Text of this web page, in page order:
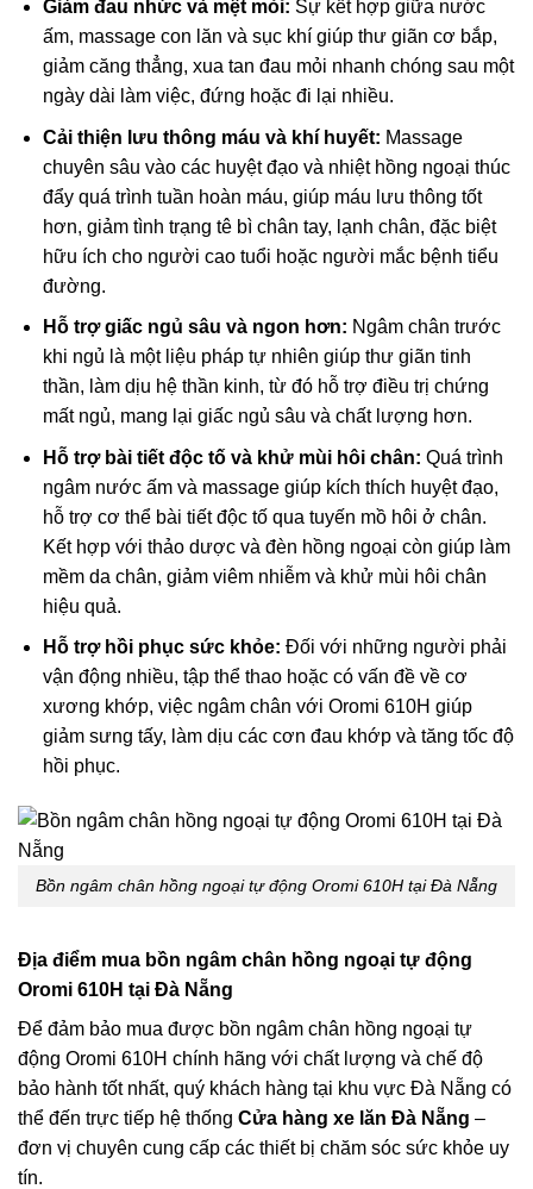
Giảm đau nhức và mệt mỏi: Sự kết hợp giữa nước
ấm, massage con lăn và sục khí giúp thư giãn cơ bắp,
giảm căng thẳng, xua tan đau mỏi nhanh chóng sau một
ngày dài làm việc, đứng hoặc đi lại nhiều.
Cải thiện lưu thông máu và khí huyết: Massage
chuyên sâu vào các huyệt đạo và nhiệt hồng ngoại thúc
đẩy quá trình tuần hoàn máu, giúp máu lưu thông tốt
hơn, giảm tình trạng tê bì chân tay, lạnh chân, đặc biệt
hữu ích cho người cao tuổi hoặc người mắc bệnh tiểu
đường.
Hỗ trợ giấc ngủ sâu và ngon hơn: Ngâm chân trước
khi ngủ là một liệu pháp tự nhiên giúp thư giãn tinh
thần, làm dịu hệ thần kinh, từ đó hỗ trợ điều trị chứng
mất ngủ, mang lại giấc ngủ sâu và chất lượng hơn.
Hỗ trợ bài tiết độc tố và khử mùi hôi chân: Quá trình
ngâm nước ấm và massage giúp kích thích huyệt đạo,
hỗ trợ cơ thể bài tiết độc tố qua tuyến mồ hôi ở chân.
Kết hợp với thảo dược và đèn hồng ngoại còn giúp làm
mềm da chân, giảm viêm nhiễm và khử mùi hôi chân
hiệu quả.
Hỗ trợ hồi phục sức khỏe: Đối với những người phải
vận động nhiều, tập thể thao hoặc có vấn đề về cơ
xương khớp, việc ngâm chân với Oromi 610H giúp
giảm sưng tấy, làm dịu các cơn đau khớp và tăng tốc độ
hồi phục.
Bồn ngâm chân hồng ngoại tự động Oromi 610H tại Đà Nẵng
Địa điểm mua bồn ngâm chân hồng ngoại tự động
Oromi 610H tại Đà Nẵng
Để đảm bảo mua được bồn ngâm chân hồng ngoại tự
động Oromi 610H chính hãng với chất lượng và chế độ
bảo hành tốt nhất, quý khách hàng tại khu vực Đà Nẵng có
thể đến trực tiếp hệ thống Cửa hàng xe lăn Đà Nẵng –
đơn vị chuyên cung cấp các thiết bị chăm sóc sức khỏe uy
tín.